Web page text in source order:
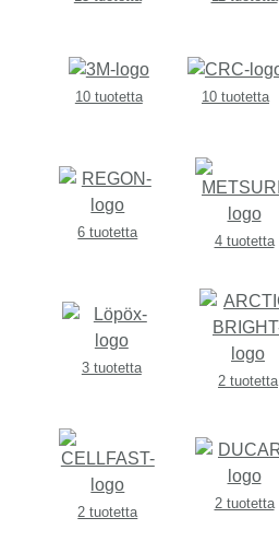
10 tuotetta
10 tuotetta
6 tuotetta
4 tuotetta
3 tuotetta
2 tuotetta
2 tuotetta
2 tuotetta